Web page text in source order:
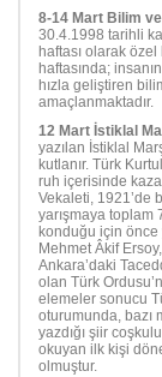
8-14 Mart Bilim
30.4.1998 tarihli
haftası olarak
haftasında;
hızla geliştiren
amaçlanmaktadır.
12 Mart İstiklal
yazılan İstiklal
kutlanır. Türk
ruh içerisinde
Vekaleti, 1921’de
yarışmaya toplam
konduğu için önce
Mehmet Âkif
Ankara’daki
olan Türk
elemeler sonucu
oturumunda, bazı
yazdığı şiir
okuyan ilk kişi
olmuştur.